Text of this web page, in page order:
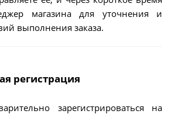
магазина для уточнения и
выполнения заказа.
регистрация
зарегистрироваться на